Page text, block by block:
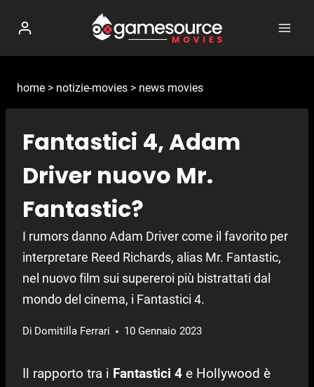
contenuto
home > notizie-movies > news movies
Fantastici 4, Adam
Driver nuovo Mr.
Fantastic?
I rumors danno Adam Driver come il favorito per
interpretare Reed Richards, alias Mr. Fantastic,
nel nuovo film sui supereroi più bistrattati dal
mondo del cinema, i Fantastici 4.
Di Domitilla Ferrari 10 Gennaio 2023
Il rapporto tra i Fantastici 4 e Hollywood è